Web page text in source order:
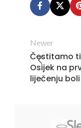
Newer
Čestitamo
Osijek na
liječenju boli